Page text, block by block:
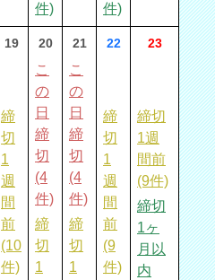
件)
件)
19
締
切
1
週
間
前
(10
件)
20
こ
の
日
締
切
(4
件)
締
切
1
21
こ
の
日
締
切
(4
件)
締
切
1
22
締
切
1
週
間
前
(9
件)
23
締切
1週
間前
(9件)
締切
1ヶ
月以
内